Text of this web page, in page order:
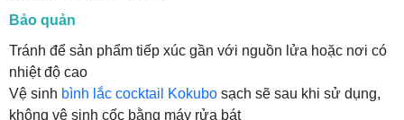
Bảo quản
Tránh để sản phẩm tiếp xúc gần với nguồn lửa hoặc nơi có
nhiệt độ cao
Vệ sinh bình lắc cocktail Kokubo sạch sẽ sau khi sử dụng,
không vệ sinh cốc bằng máy rửa bát